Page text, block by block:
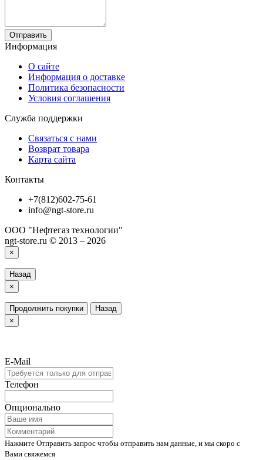
Отправить
Информация
О сайте
Информация о доставке
Политика безопасности
Условия соглашения
Служба поддержки
Связаться с нами
Возврат товара
Карта сайта
Контакты
+7(812)602-75-61
info@ngt-store.ru
ООО "Нефтегаз технологии"
ngt-store.ru © 2013 – 2026
×
Назад
×
Продолжить покупки
Назад
×
E-Mail
Телефон
Опционально
Нажмите Отправить запрос чтобы отправить нам данные, и мы скоро с
Вами свяжемся